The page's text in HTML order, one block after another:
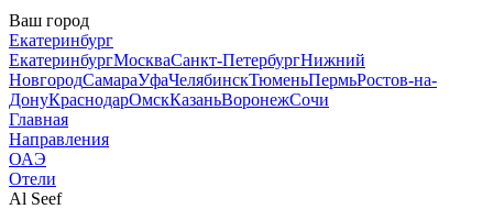
Ваш город
Екатеринбург
ЕкатеринбургМоскваСанкт-ПетербургНижний
НовгородСамараУфаЧелябинскТюменьПермьРостов-на-
ДонуКраснодарОмскКазаньВоронежСочи
Главная
Направления
ОАЭ
Отели
Al Seef